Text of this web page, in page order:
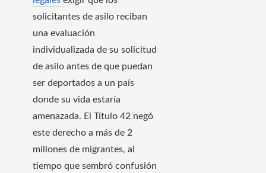
solicitantes de asilo reciban
una evaluación
individualizada de su solicitud
de asilo antes de que puedan
ser deportados a un país
donde su vida estaría
amenazada. El Título 42 negó
este derecho a más de 2
millones de migrantes, al
tiempo que sembró confusión